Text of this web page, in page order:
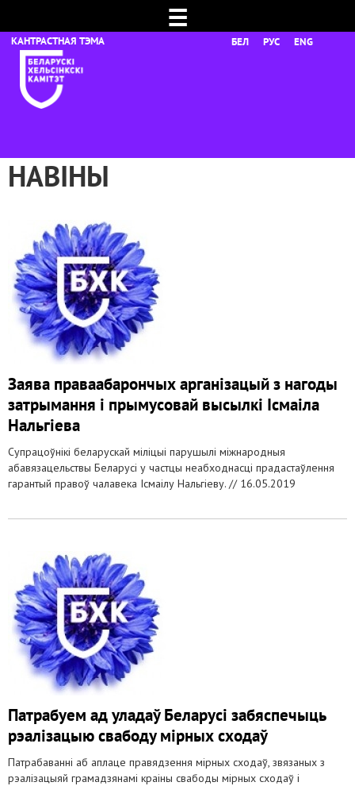
☰
БЕЛ РУС ENG
НАВІНЫ
Заява праваабарончых арганізацый з нагоды
затрымання і прымусовай высылкі Ісмаіла
Нальгіева
Супрацоўнікі беларускай міліцыі парушылі міжнародныя
абавязацельствы Беларусі у частцы неабходнасці прадастаўлення
гарантый правоў чалавека Ісмаілу Нальгіеву. // 16.05.2019
Патрабуем ад уладаў Беларусі забяспечыць
рэалізацыю свабоду мірных сходаў
Патрабаванні аб аплаце правядзення мірных сходаў, звязаных з
рэалізацыяй грамадзянамі краіны свабоды мірных сходаў і